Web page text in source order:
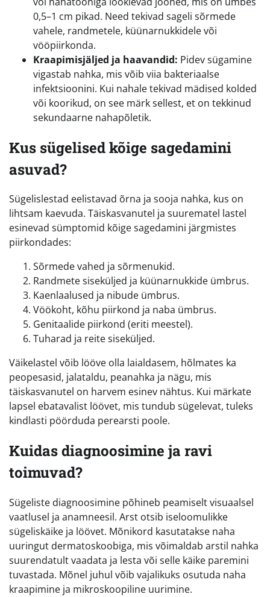
0,5–1 cm pikad. Need tekivad sageli sõrmede
vahele, randmetele, küünarnukkidele või
vööpiirkonda.
Kraapimisjäljed ja haavandid: Pidev sügamine
vigastab nahka, mis võib viia bakteriaalse
infektsioonini. Kui nahale tekivad mädised kolded
või koorikud, on see märk sellest, et on tekkinud
sekundaarne nahapõletik.
Kus sügelised kõige sagedamini
asuvad?
Sügelislestad eelistavad õrna ja sooja nahka, kus on
lihtsam kaevuda. Täiskasvanutel ja suurematel lastel
esinevad sümptomid kõige sagedamini järgmistes
piirkondades:
Sõrmede vahed ja sõrmenukid.
Randmete siseküljed ja küünarnukkide ümbrus.
Kaenlaalused ja nibude ümbrus.
Vöökoht, kõhu piirkond ja naba ümbrus.
Genitaalide piirkond (eriti meestel).
Tuharad ja reite siseküljed.
Väikelastel võib lööve olla laialdasem, hõlmates ka
peopesasid, jalataldu, peanahka ja nägu, mis
täiskasvanutel on harvem esinev nähtus. Kui märkate
lapsel ebatavalist löövet, mis tundub sügelevat, tuleks
kindlasti pöörduda perearsti poole.
Kuidas diagnoosimine ja ravi
toimuvad?
Sügeliste diagnoosimine põhineb peamiselt visuaalsel
vaatlusel ja anamneesil. Arst otsib iseloomulikke
sügeliskäike ja löövet. Mõnikord kasutatakse naha
uuringut dermatoskoobiga, mis võimaldab arstil nahka
suurendatult vaadata ja lesta või selle käike paremini
tuvastada. Mõnel juhul võib vajalikuks osutuda naha
kraapimine ja mikroskoopiline uurimine.